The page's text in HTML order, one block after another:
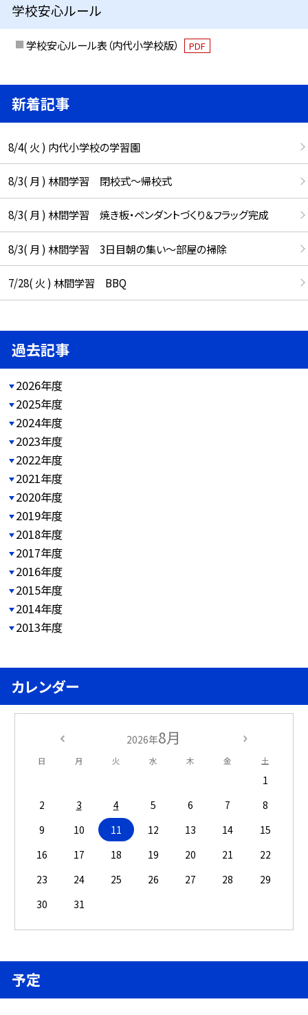
学校安心ルール
学校安心ルール表（内代小学校版） PDF
新着記事
8/4( 火 ) 内代小学校の学習園
8/3( 月 ) 林間学習 閉校式～帰校式
8/3( 月 ) 林間学習 焼き板・ペンダントづくり＆フラッグ完成
8/3( 月 ) 林間学習 3日目朝の集い～部屋の掃除
7/28( 火 ) 林間学習 BBQ
過去記事
2026年度
2025年度
2024年度
2023年度
2022年度
2021年度
2020年度
2019年度
2018年度
2017年度
2016年度
2015年度
2014年度
2013年度
カレンダー
2026年8月
日 月 火 水 木 金 土
1
2
3 4 5 6 7
8
9
10 11 12 13 14
15
16
17 18 19 20 21
22
23
24 25 26 27 28
29
30
31
予定